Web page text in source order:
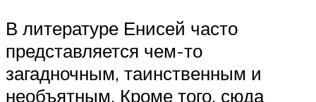
В литературе Енисей часто
представляется чем-то
загадночным, таинственным и
необъятным. Кроме того, сюда